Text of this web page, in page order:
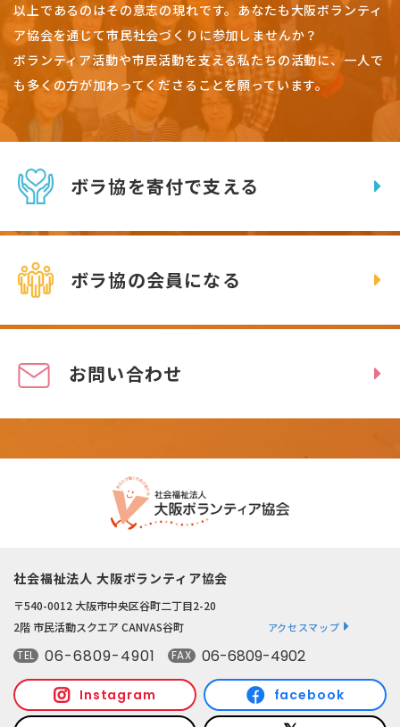
以上であるのはその意志の現れです。 あなたも大阪ボランティ
ア協会を通じて市民社会づくりに参加しませんか？
ボランティア活動や市民活動を支える私たちの活動に、一人で
も多くの方が加わってくださることを願っています。
ボラ協を寄付で支える
ボラ協の会員になる
お問い合わせ
社会福祉法人 大阪ボランティア協会
〒540-0012 大阪市中央区谷町二丁目2-20
2階 市民活動スクエア CANVAS谷町
アクセスマップ
TEL 06-6809-4901 FAX 06-6809-4902
Instagram facebook